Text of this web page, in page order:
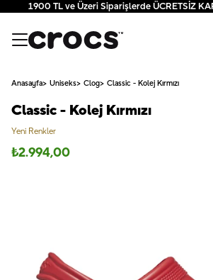
1900 TL ve Üzeri Siparişlerde ÜCRETSİZ
Anasayfa Uniseks Clog Classic - Kolej Kırmızı
Classic - Kolej Kırmızı
Yeni Renkler
₺2.994,00